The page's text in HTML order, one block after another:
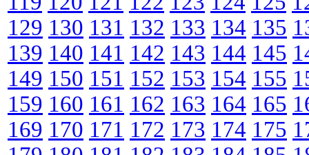
129 130 131 132 133 134 135
139 140 141 142 143 144 145
149 150 151 152 153 154 155
159 160 161 162 163 164 165
169 170 171 172 173 174 175